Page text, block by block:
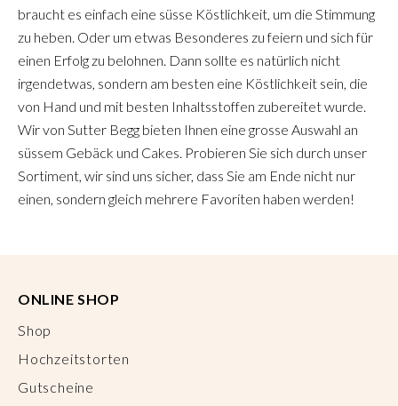
braucht es einfach eine süsse Köstlichkeit, um die Stimmung
zu heben. Oder um etwas Besonderes zu feiern und sich für
einen Erfolg zu belohnen. Dann sollte es natürlich nicht
irgendetwas, sondern am besten eine Köstlichkeit sein, die
von Hand und mit besten Inhaltsstoffen zubereitet wurde.
Wir von Sutter Begg bieten Ihnen eine grosse Auswahl an
süssem Gebäck und Cakes. Probieren Sie sich durch unser
Sortiment, wir sind uns sicher, dass Sie am Ende nicht nur
einen, sondern gleich mehrere Favoriten haben werden!
ONLINE SHOP
Shop
Hochzeitstorten
Gutscheine